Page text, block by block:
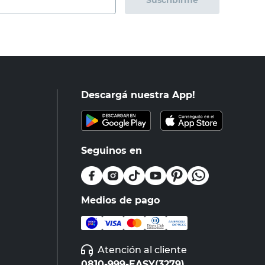
Descargá nuestra App!
Seguinos en
Medios de pago
Atención al cliente